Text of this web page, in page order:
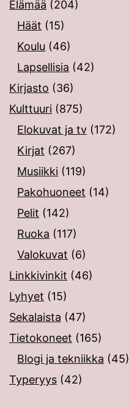
Elämää (204)
Häät (15)
Koulu (46)
Lapsellisia (42)
Kirjasto (36)
Kulttuuri (875)
Elokuvat ja tv (172)
Kirjat (267)
Musiikki (119)
Pakohuoneet (14)
Pelit (142)
Ruoka (117)
Valokuvat (6)
Linkkivinkit (46)
Lyhyet (15)
Sekalaista (47)
Tietokoneet (165)
Blogi ja tekniikka (45)
Typeryys (42)